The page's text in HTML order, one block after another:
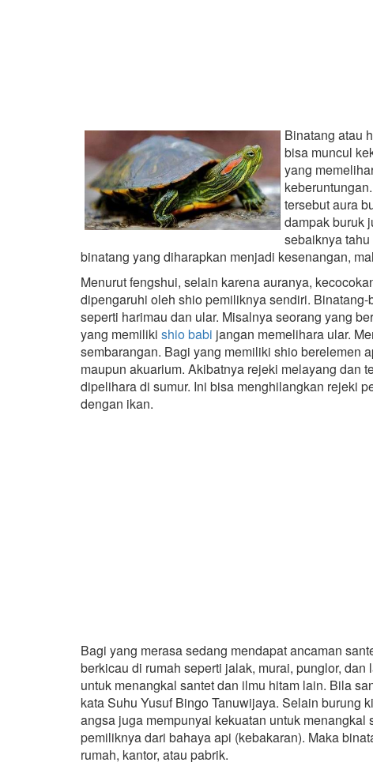
Binatang atau
bisa muncul
yang
tersebut aura
dampak buruk
sebaiknya
binatang yang diharapkan menjadi kesenangan,
Menurut fengshui, selain karena auranya,
dipengaruhi oleh shio pemiliknya sendiri.
seperti harimau dan ular. Misalnya seorang yang
yang memiliki shio babi jangan memelihara ular.
sembarangan. Bagi yang memiliki shio berelemen
maupun akuarium. Akibatnya rejeki melayang dan
dipelihara di sumur. Ini bisa menghilangkan rejeki
dengan ikan.
Bagi yang merasa sedang mendapat ancaman
berkicau di rumah seperti jalak, murai, punglor,
untuk menangkal santet dan ilmu hitam lain. Bila
kata Suhu Yusuf Bingo Tanuwijaya. Selain burung
angsa juga mempunyai kekuatan untuk
pemiliknya dari bahaya api (kebakaran). Maka
rumah, kantor, atau pabrik.